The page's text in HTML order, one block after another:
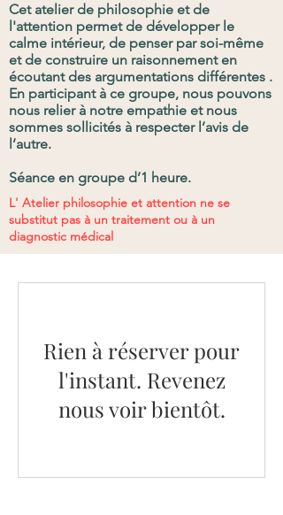
Cet atelier de philosophie et de
l'attention permet de développer le
calme intérieur, de penser par soi-même
et de construire un raisonnement en
écoutant des argumentations différentes .
En participant à ce groupe, nous pouvons
nous relier à notre empathie et nous
sommes sollicités à respecter l’avis de
l’autre.
Séance en groupe d’1 heure.
L' Atelier philosophie et attention ne se
substitut pas à un traitement ou à un
diagnostic médical
Rien à réserver pour
l'instant. Revenez
nous voir bientôt.